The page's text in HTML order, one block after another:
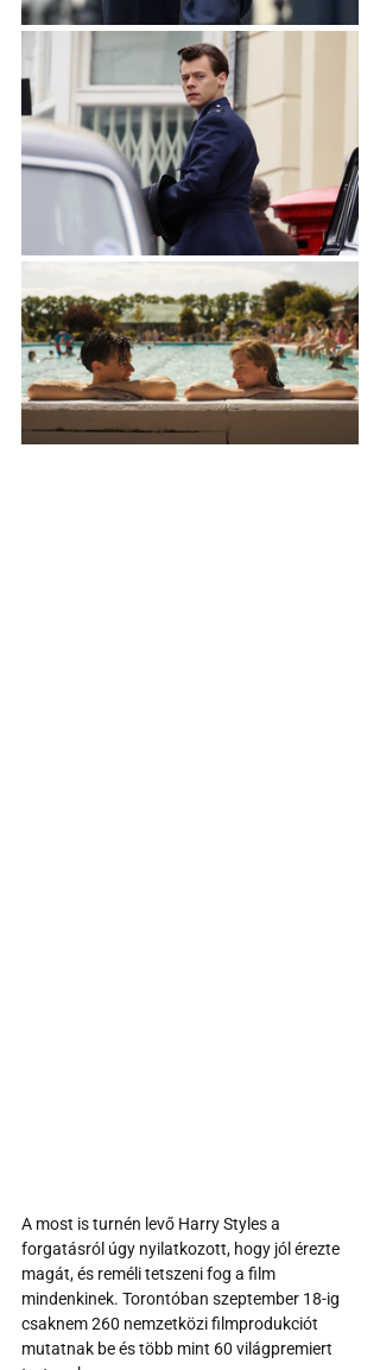
A most is turnén levő Harry Styles a
forgatásról úgy nyilatkozott, hogy jól érezte
magát, és reméli tetszeni fog a film
mindenkinek. Torontóban szeptember 18-ig
csaknem 260 nemzetközi filmprodukciót
mutatnak be és több mint 60 világpremiert